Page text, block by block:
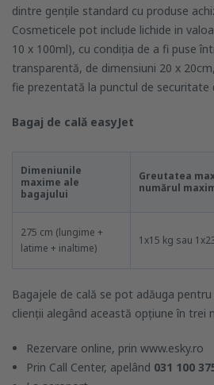
dintre gențile standard cu produse
Cosmeticele pot include lichide in
10 x 100ml), cu condiția de a fi puse
transparentă, de dimensiuni 20 x
fie prezentată la punctul de securitate
Bagaj de cală easyJet
Dimeniunile
maxime ale
bagajului
Greutatea
numărul
275 cm (lungime +
latime + inaltime)
1x15 kg sau
Bagajele de cală se pot adăuga
clienții alegând această opțiune în trei
Rezervare online, prin www.esky.ro
Prin Call Center, apelând 031 100